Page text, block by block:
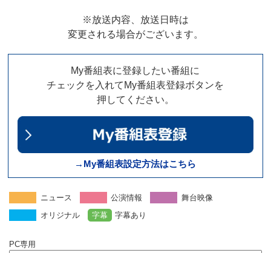
※放送内容、放送日時は
変更される場合がございます。
My番組表に登録したい番組に
チェックを入れてMy番組表登録ボタンを
押してください。
→My番組表設定方法はこちら
ニュース 公演情報
舞台映像
オリジナル
字幕 字幕あり
PC専用